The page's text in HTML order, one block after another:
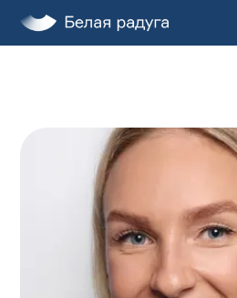
Лечение во сне
ЗАПИСАТЬСЯ НА ПРИЕМ